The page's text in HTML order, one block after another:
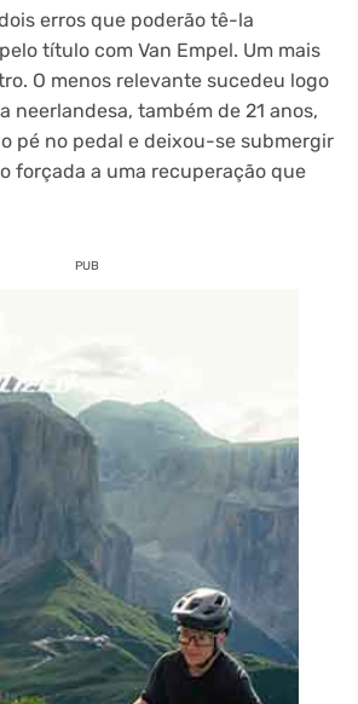
erros que poderão tê-la
título com Van Empel. Um mais
O menos relevante sucedeu logo
neerlandesa, também de 21 anos,
pé no pedal e deixou-se submergir
forçada a uma recuperação que
PUB